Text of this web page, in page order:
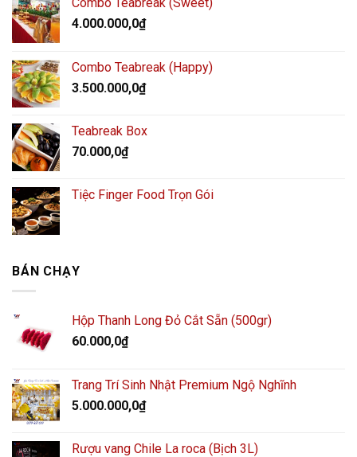
Combo Teabreak (Sweet)
4.000.000,0₫
Combo Teabreak (Happy)
3.500.000,0₫
Teabreak Box
70.000,0₫
Tiệc Finger Food Trọn Gói
BÁN CHẠY
Hộp Thanh Long Đỏ Cắt Sẵn (500gr)
60.000,0₫
Trang Trí Sinh Nhật Premium Ngộ Nghĩnh
5.000.000,0₫
Rượu vang Chile La roca (Bịch 3L)